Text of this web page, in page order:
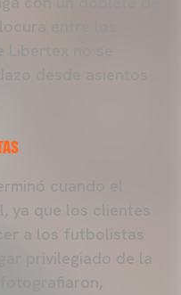
entre los
cuando el
ya que los clientes
a los futbolistas
privilegiado de la
fotografiaron,